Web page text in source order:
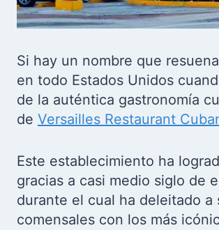
Si hay un nombre que
en todo Estados Unidos
de la auténtica gastronomía
de Versailles Restaurant
Este establecimiento ha
gracias a casi medio siglo de
durante el cual ha deleitado a
comensales con los más